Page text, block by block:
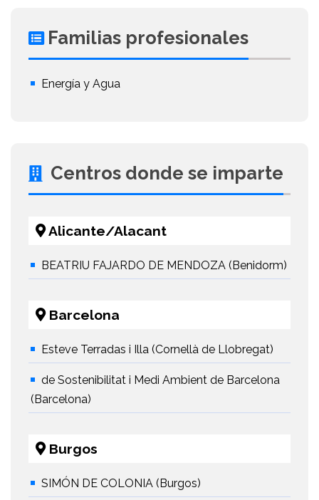
Familias profesionales
Energía y Agua
Centros donde se imparte
Alicante/Alacant
BEATRIU FAJARDO DE MENDOZA (Benidorm)
Barcelona
Esteve Terradas i Illa (Cornellà de Llobregat)
de Sostenibilitat i Medi Ambient de Barcelona
(Barcelona)
Burgos
SIMÓN DE COLONIA (Burgos)